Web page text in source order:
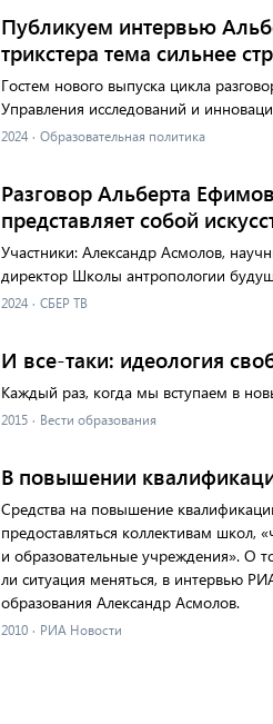
Публикуем интервью
трикстера тема сильнее
Гостем нового выпуска цикла
Управления исследований и
2024 · Образовательная политика
Разговор Альберта
представляет собой
Участники: Александр Асмолов,
директор Школы антропологии
2024 · СБЕР ТВ
И все-таки: идеология
Каждый раз, когда мы вступаем в
2015 · Вести образования
В повышении
Средства на повышение
предоставляться коллективам
и образовательные учреждения». О
ли ситуация меняться, в интервью
образования Александр Асмолов.
2010 · РИА Новости